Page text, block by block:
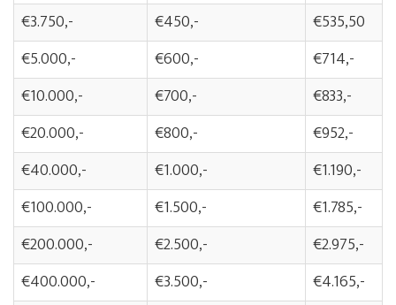
€3.750,-
€450,-
€535,50
€5.000,-
€600,-
€714,-
€10.000,-
€700,-
€833,-
€20.000,-
€800,-
€952,-
€40.000,-
€1.000,-
€1.190,-
€100.000,-
€1.500,-
€1.785,-
€200.000,-
€2.500,-
€2.975,-
€400.000,-
€3.500,-
€4.165,-